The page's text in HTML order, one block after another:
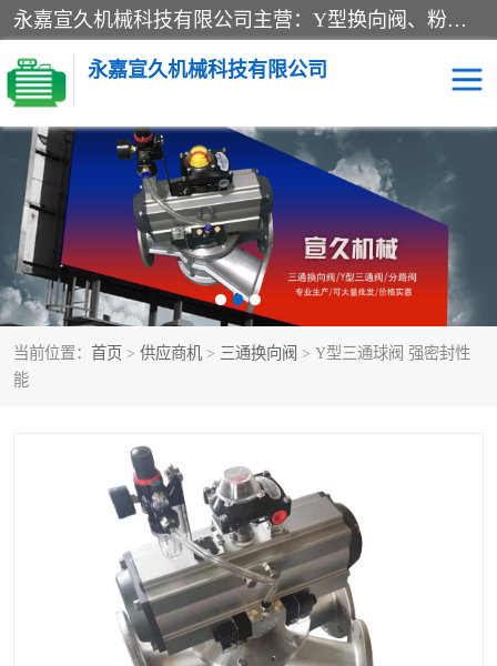
永嘉宣久机械科技有限公司主营：Y型换向阀、粉体换向阀、板式换向阀、三通换向阀、三通换向器、三通分路阀、管路换向阀等产品及服务。
永嘉宣久机械科技有限公司
当前位置： 首页 > 供应商机 > 三通换向阀 > Y型三通球阀 强密封性
能
换向阀 Y型换向阀
板式换向阀 粉料换向阀
粉体换向阀 管道换向阀
管路换向阀 三通换向阀
气动三通阀 不锈钢三通阀
Y型转向阀 翻板转向阀
粉体转向阀 Y型球阀